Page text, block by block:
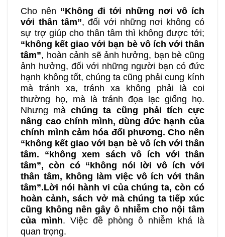
Cho nên “Không đi tới những nơi vô ích
với thân tâm”, đối với những nơi không có
sự trợ giúp cho thân tâm thì không được tới;
“không kết giao với bạn bè vô ích với thân
tâm”, hoàn cảnh sẽ ảnh hưởng, bạn bè cũng
ảnh hưởng, đối với những người bạn có đức
hạnh không tốt, chúng ta cũng phải cung kính
mà tránh xa, tránh xa không phải là coi
thường họ, mà là tránh đọa lạc giống họ.
Nhưng màchúng ta cũng phải tích cực
nâng cao chính mình, dùng đức hạnh của
chính mình cảm hóa đối phương. Cho nên
“không kết giao với bạn bè vô ích với thân
tâm. “không xem sách vô ích với thân
tâm”, còn có “không nói lời vô ích với
thân tâm, không làm việc vô ích với thân
tâm”.Lời nói hành vi của chúng ta, còn có
hoàn cảnh, sách vở mà chúng ta tiếp xúc
cũng không nên gây ô nhiễm cho nội tâm
của mình. Việc đề phòng ô nhiễm khá là
quan trọng.